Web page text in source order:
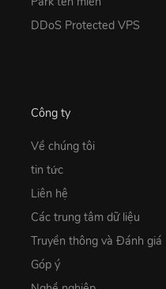
DDoS Protected VPS
Công ty
Về chúng tôi
tin tức
Liên hệ
Các trung tâm dữ liệu
Truyền thông và Đánh giá
Góp ý